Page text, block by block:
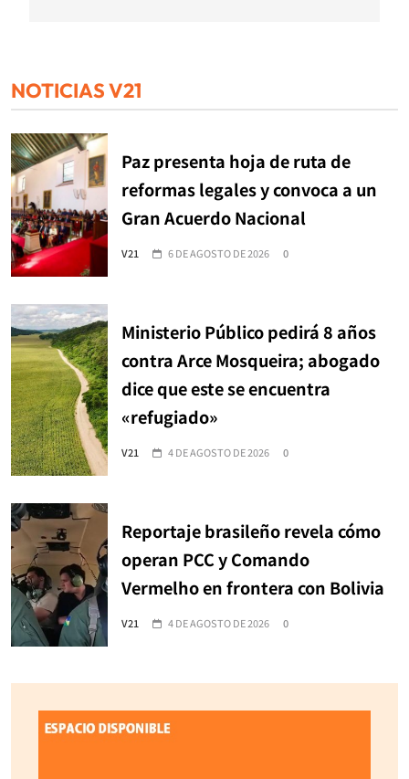
NOTICIAS V21
Paz presenta hoja de ruta de
reformas legales y convoca a un
Gran Acuerdo Nacional
V21 6 DE AGOSTO DE 2026 0
Ministerio Público pedirá 8 años
contra Arce Mosqueira; abogado
dice que este se encuentra
«refugiado»
V21 4 DE AGOSTO DE 2026 0
Reportaje brasileño revela cómo
operan PCC y Comando
Vermelho en frontera con Bolivia
V21 4 DE AGOSTO DE 2026 0